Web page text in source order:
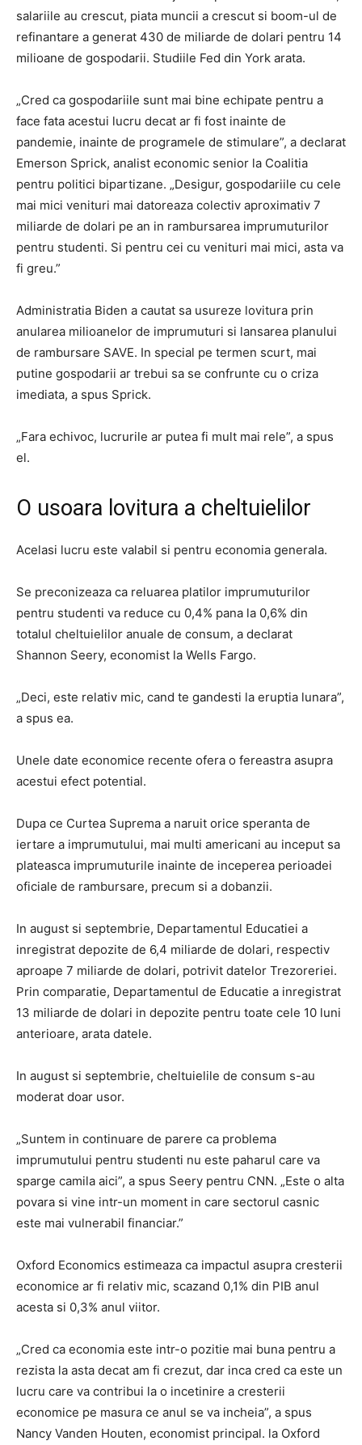
salariile au crescut, piata muncii a crescut si boom-ul de
refinantare a generat 430 de miliarde de dolari pentru 14
milioane de gospodarii. Studiile Fed din York arata.
„Cred ca gospodariile sunt mai bine echipate pentru a
face fata acestui lucru decat ar fi fost inainte de
pandemie, inainte de programele de stimulare”, a declarat
Emerson Sprick, analist economic senior la Coalitia
pentru politici bipartizane. „Desigur, gospodariile cu cele
mai mici venituri mai datoreaza colectiv aproximativ 7
miliarde de dolari pe an in rambursarea imprumuturilor
pentru studenti. Si pentru cei cu venituri mai mici, asta va
fi greu.”
Administratia Biden a cautat sa usureze lovitura prin
anularea milioanelor de imprumuturi si lansarea planului
de rambursare SAVE. In special pe termen scurt, mai
putine gospodarii ar trebui sa se confrunte cu o criza
imediata, a spus Sprick.
„Fara echivoc, lucrurile ar putea fi mult mai rele”, a spus
el.
O usoara lovitura a cheltuielilor
Acelasi lucru este valabil si pentru economia generala.
Se preconizeaza ca reluarea platilor imprumuturilor
pentru studenti va reduce cu 0,4% pana la 0,6% din
totalul cheltuielilor anuale de consum, a declarat
Shannon Seery, economist la Wells Fargo.
„Deci, este relativ mic, cand te gandesti la eruptia lunara”,
a spus ea.
Unele date economice recente ofera o fereastra asupra
acestui efect potential.
Dupa ce Curtea Suprema a naruit orice speranta de
iertare a imprumutului, mai multi americani au inceput sa
plateasca imprumuturile inainte de inceperea perioadei
oficiale de rambursare, precum si a dobanzii.
In august si septembrie, Departamentul Educatiei a
inregistrat depozite de 6,4 miliarde de dolari, respectiv
aproape 7 miliarde de dolari, potrivit datelor Trezoreriei.
Prin comparatie, Departamentul de Educatie a inregistrat
13 miliarde de dolari in depozite pentru toate cele 10 luni
anterioare, arata datele.
In august si septembrie, cheltuielile de consum s-au
moderat doar usor.
„Suntem in continuare de parere ca problema
imprumutului pentru studenti nu este paharul care va
sparge camila aici”, a spus Seery pentru CNN. „Este o alta
povara si vine intr-un moment in care sectorul casnic
este mai vulnerabil financiar.”
Oxford Economics estimeaza ca impactul asupra cresterii
economice ar fi relativ mic, scazand 0,1% din PIB anul
acesta si 0,3% anul viitor.
„Cred ca economia este intr-o pozitie mai buna pentru a
rezista la asta decat am fi crezut, dar inca cred ca este un
lucru care va contribui la o incetinire a cresterii
economice pe masura ce anul se va incheia”, a spus
Nancy Vanden Houten, economist principal. la Oxford